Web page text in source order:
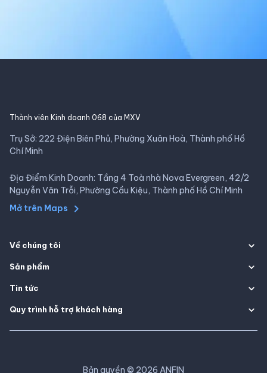
Thành viên Kinh doanh 068 của MXV
Trụ Sở: 222 Điện Biên Phủ, Phường Xuân Hoà, Thành phố Hồ
Chí Minh
Địa Điểm Kinh Doanh: Tầng 4 Toà nhà Nova Evergreen, 42/2
Nguyễn Văn Trỗi, Phường Cầu Kiệu, Thành phố Hồ Chí Minh
Mở trên Maps
Về chúng tôi
Sản phẩm
Tin tức
Quy trình hỗ trợ khách hàng
Bản quyền © 2026 ANFIN